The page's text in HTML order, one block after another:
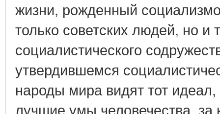
жизни, рожденный
только советских людей, но и
социалистического
утвердившемся
народы мира видят тот
лучшие умы человечества, за